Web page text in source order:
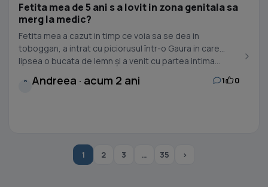
Fetita mea de 5 ani s a lovit in zona genitala sa
merg la medic?
Fetita mea a cazut in timp ce voia sa se dea in
toboggan, a intrat cu piciorusul într-o Gaura in care
lipsea o bucata de lemn și a venit cu partea intima...
A Andreea · acum 2 ani 1 0
1 2 3 … 35 ›